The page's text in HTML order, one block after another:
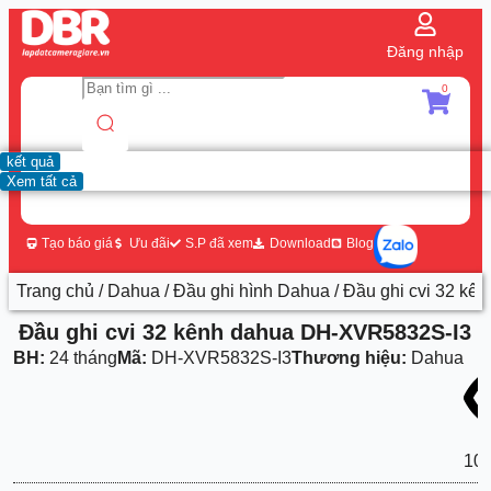
Đăng nhập
kết quả
Xem tất cả
0
Tạo báo giá Ưu đãi S.P đã xem Download Blog
Trang chủ / Dahua /Đầu ghi hình Dahua / Đầu ghi cvi 32
Đầu ghi cvi 32 kênh dahua DH-XVR5832S-I3
BH: 24 tháng Mã: DH-XVR5832S-I3Thương hiệu: Dahua